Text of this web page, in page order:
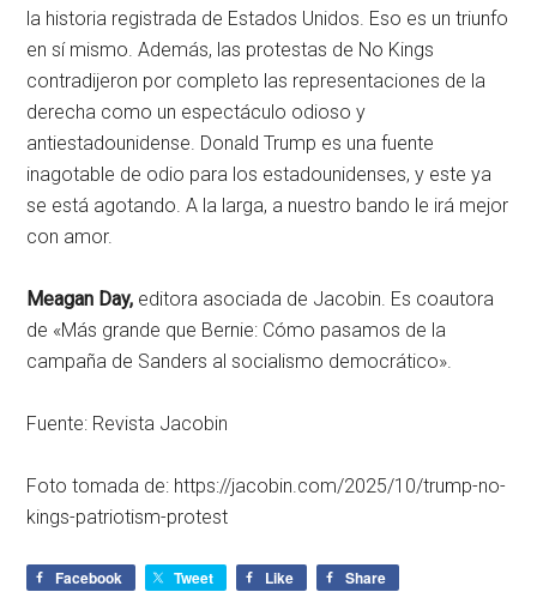
la historia registrada de Estados Unidos. Eso es un triunfo
en sí mismo. Además, las protestas de No Kings
contradijeron por completo las representaciones de la
derecha como un espectáculo odioso y
antiestadounidense. Donald Trump es una fuente
inagotable de odio para los estadounidenses, y este ya
se está agotando. A la larga, a nuestro bando le irá mejor
con amor.
Meagan Day, editora asociada de Jacobin. Es coautora
de «Más grande que Bernie: Cómo pasamos de la
campaña de Sanders al socialismo democrático».
Fuente: Revista Jacobin
Foto tomada de: https://jacobin.com/2025/10/trump-no-
kings-patriotism-protest
Facebook Tweet Like
Share